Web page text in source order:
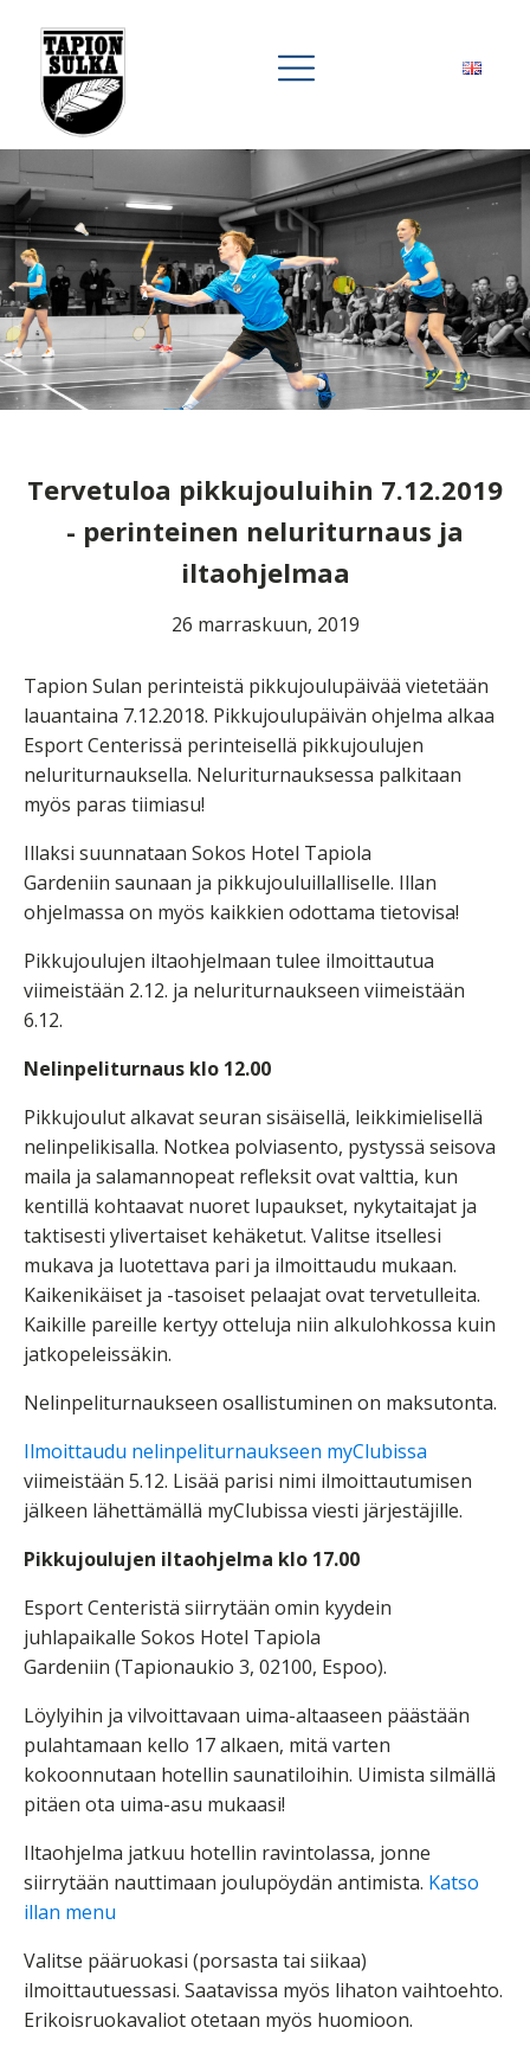
Tervetuloa pikkujouluihin 7.12.2019
- perinteinen neluriturnaus ja
iltaohjelmaa
26 marraskuun, 2019
Tapion Sulan perinteistä pikkujoulupäivää vietetään
lauantaina 7.12.2018. Pikkujoulupäivän ohjelma alkaa
Esport Centerissä perinteisellä pikkujoulujen
neluriturnauksella. Neluriturnauksessa palkitaan
myös paras tiimiasu!
Illaksi suunnataan Sokos Hotel Tapiola
Gardeniin saunaan ja pikkujouluillalliselle. Illan
ohjelmassa on myös kaikkien odottama tietovisa!
Pikkujoulujen iltaohjelmaan tulee ilmoittautua
viimeistään 2.12. ja neluriturnaukseen viimeistään
6.12.
Nelinpeliturnaus klo 12.00
Pikkujoulut alkavat seuran sisäisellä, leikkimielisellä
nelinpelikisalla. Notkea polviasento, pystyssä seisova
maila ja salamannopeat refleksit ovat valttia, kun
kentillä kohtaavat nuoret lupaukset, nykytaitajat ja
taktisesti ylivertaiset kehäketut. Valitse itsellesi
mukava ja luotettava pari ja ilmoittaudu mukaan.
Kaikenikäiset ja -tasoiset pelaajat ovat tervetulleita.
Kaikille pareille kertyy otteluja niin alkulohkossa kuin
jatkopeleissäkin.
Nelinpeliturnaukseen osallistuminen on maksutonta.
Ilmoittaudu nelinpeliturnaukseen myClubissa
viimeistään 5.12. Lisää parisi nimi ilmoittautumisen
jälkeen lähettämällä myClubissa viesti järjestäjille.
Pikkujoulujen iltaohjelma klo 17.00
Esport Centeristä siirrytään omin kyydein
juhlapaikalle Sokos Hotel Tapiola
Gardeniin (Tapionaukio 3, 02100, Espoo).
Löylyihin ja vilvoittavaan uima-altaaseen päästään
pulahtamaan kello 17 alkaen, mitä varten
kokoonnutaan hotellin saunatiloihin. Uimista silmällä
pitäen ota uima-asu mukaasi!
Iltaohjelma jatkuu hotellin ravintolassa, jonne
siirrytään nauttimaan joulupöydän antimista. Katso
illan menu
Valitse pääruokasi (porsasta tai siikaa)
ilmoittautuessasi. Saatavissa myös lihaton vaihtoehto.
Erikoisruokavaliot otetaan myös huomioon.